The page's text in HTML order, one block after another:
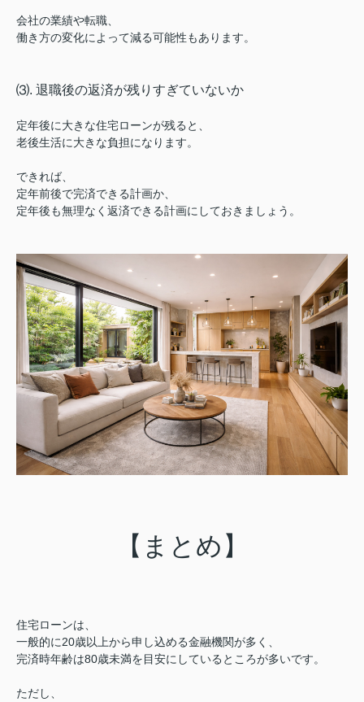
会社の業績や転職、
働き方の変化によって減る可能性もあります。
⑶. 退職後の返済が残りすぎていないか
定年後に大きな住宅ローンが残ると、
老後生活に大きな負担になります。
できれば、
定年前後で完済できる計画か、
定年後も無理なく返済できる計画にしておきましょう。
【まとめ】
住宅ローンは、
一般的に20歳以上から申し込める金融機関が多く、
完済時年齢は80歳未満を目安にしているところが多いです。
ただし、